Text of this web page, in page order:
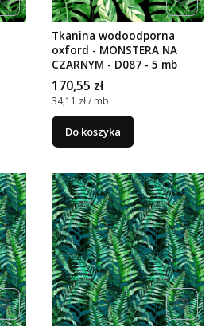
Tkanina wodoodporna
oxford - MONSTERA NA
CZARNYM - D087 - 5 mb
Cena
170,55 zł
Cena jednostkowa
34,11 zł / mb
Do koszyka